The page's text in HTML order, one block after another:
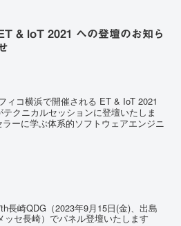
& IoT 2021 への登壇のお知ら
ィコ横浜で開催される ET & IoT 2021
クニカルセッションに登壇いたしま
ーに学ぶ体系的ソフトウェアエンジニ
長崎QDG（2023年9月15日(金)、出島
ッセ長崎）でパネル登壇いたします